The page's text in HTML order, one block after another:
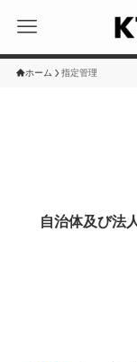
ホーム 指定管理
自治体及び法